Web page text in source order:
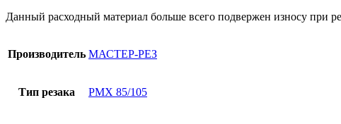
Данный расходный материал больше всего подвержен износу при
Производитель МАСТЕР-РЕЗ
Тип резака PMX 85/105